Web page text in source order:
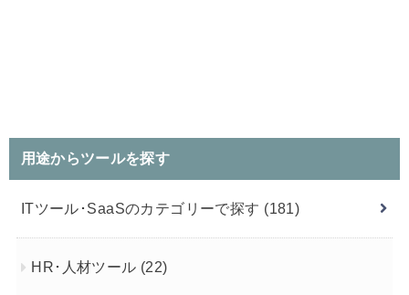
用途からツールを探す
ITツール･SaaSのカテゴリーで探す (181)
HR･人材ツール (22)